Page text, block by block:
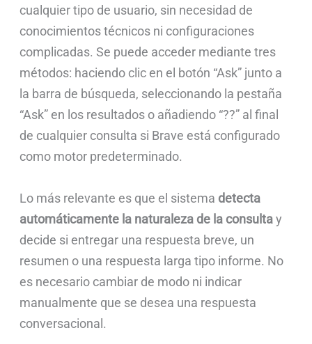
cualquier tipo de usuario, sin necesidad de
conocimientos técnicos ni configuraciones
complicadas. Se puede acceder mediante tres
métodos: haciendo clic en el botón “Ask” junto a
la barra de búsqueda, seleccionando la pestaña
“Ask” en los resultados o añadiendo “??” al final
de cualquier consulta si Brave está configurado
como motor predeterminado.
Lo más relevante es que el sistema detecta
automáticamente la naturaleza de la consultay
decide si entregar una respuesta breve, un
resumen o una respuesta larga tipo informe. No
es necesario cambiar de modo ni indicar
manualmente que se desea una respuesta
conversacional.